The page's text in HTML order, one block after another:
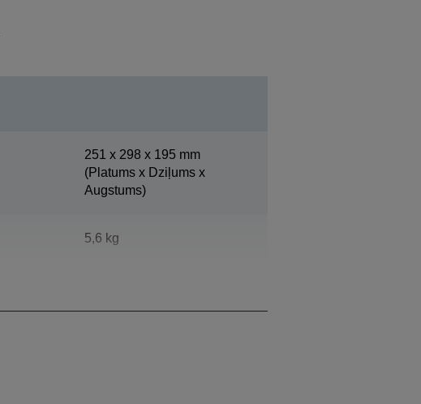
251‎ x 298 x 195 mm
(Platums x Dziļums x
Augstums)
5,6 kg